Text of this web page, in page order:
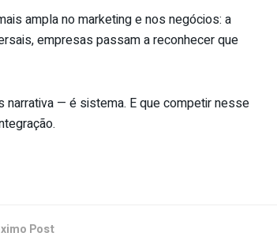
ampla no marketing e nos negócios: a
empresas passam a reconhecer que
narrativa — é sistema. E que competir nesse
Post